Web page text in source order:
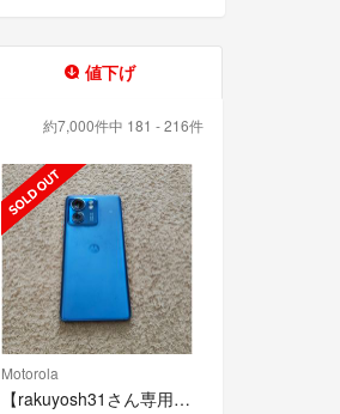
値下げ
約7,000件中 181 - 216件
Motorola
【rakuyosh31さん専用】motorola edge 40 ルナブルー